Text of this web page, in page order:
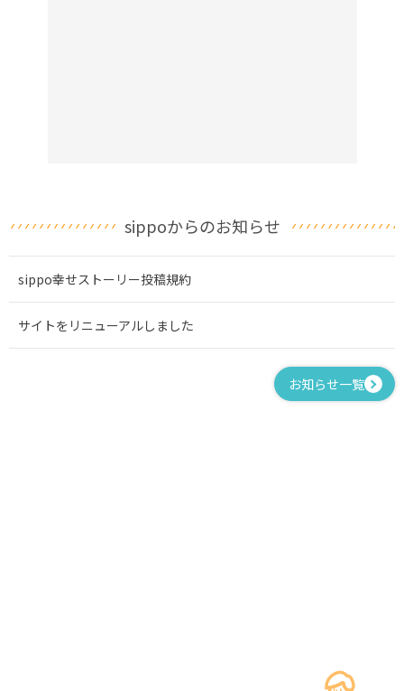
sippoからのお知らせ
sippo幸せストーリー投稿規約
サイトをリニューアルしました
お知らせ一覧